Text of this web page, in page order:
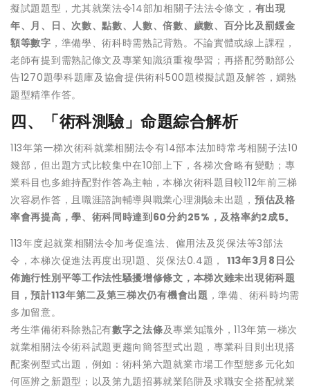
擬試題題型，尤其就業法令14部加相關子法法令條文， 有出現
年、月、日、次數、點數、人數、倍數、歲數、百分比及罰鍰金
額等數字 ，準備學、術科時需熟記背熟。不論實體或線上課程，
老師有提到需熟記條文及專業知識須重複學習；再搭配勞動部公
告1270題學科題庫及協會提供術科500題模擬試題及解答，嫻熟
題型精準作答。
四、「術科測驗」命題綜合解析
113年第一梯次術科就業相關法令有14部本法加時常考相關子法10
幾部，但出題方式比較集中在10部上下，各梯次會略有變動；專
業科目也多維持配對作答為主軸，本梯次術科題目較112年前三梯
次容易作答，且職涯諮詢輔導與職業心理測驗未出題， 預估及格
率會再提高，學、術科同時達到60分約25%，及格率約2成5。
113年度起就業相關法令加考促進法、僱用法及災保法等3部法
令，本梯次促進法再度出現1題、災保法0.4題， 113年3月8日公
佈施行性別平等工作法性騷擾增修條文，本梯次雖未出現術科題
目，預計113年第二及第三梯次仍有機會出題 ，準備、術科時均需
多加留意。
考生準備術科除熟記有數字之法條及專業知識外，113年第一梯次
就業相關法令術科試題更趨向簡答型式出題，專業科目則出現搭
配案例型式出題，例如：術科第六題就業市場工作型態多元化如
何區辨之新題型；以及第九題招募就業陷阱及求職安全搭配就業